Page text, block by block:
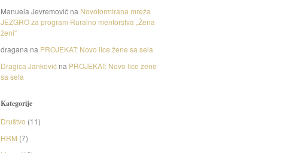
Manuela Jevremović na Novoformirana mreža
JEZGRO za program Ruralno mentorstva „Žena
ženi“
dragana na PROJEKAT: Novo lice žene sa sela
Dragica Janković na PROJEKAT: Novo lice žene
sa sela
Kategorije
Društvo (11)
HRM (7)